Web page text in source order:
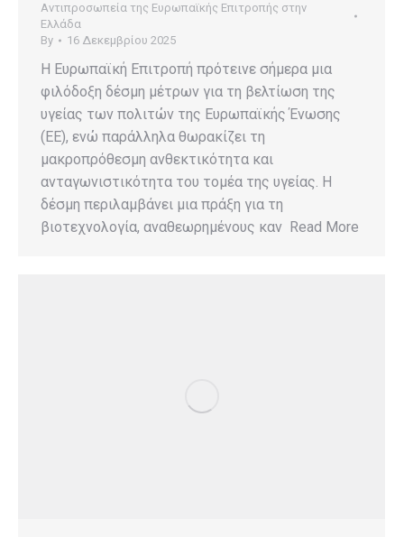
Αντιπροσωπεία της Ευρωπαϊκής Επιτροπής στην
Ελλάδα
By
16 Δεκεμβρίου 2025
Η Ευρωπαϊκή Επιτροπή πρότεινε σήμερα μια
φιλόδοξη δέσμη μέτρων για τη βελτίωση της
υγείας των πολιτών της Ευρωπαϊκής Ένωσης
(ΕΕ), ενώ παράλληλα θωρακίζει τη
μακροπρόθεσμη ανθεκτικότητα και
ανταγωνιστικότητα του τομέα της υγείας. Η
δέσμη περιλαμβάνει μια πράξη για τη
βιοτεχνολογία, αναθεωρημένους καν Read More